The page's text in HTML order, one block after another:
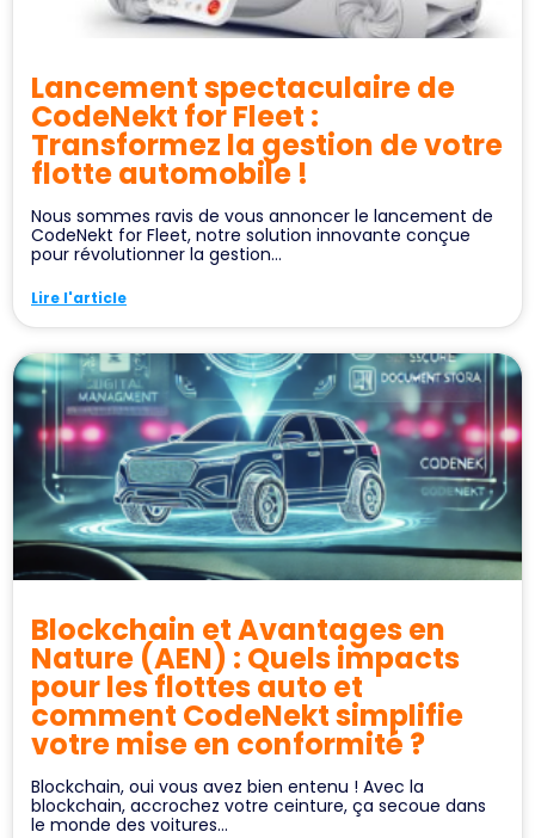
Lancement spectaculaire de
CodeNekt for Fleet :
Transformez la gestion de votre
flotte automobile !
Nous sommes ravis de vous annoncer le lancement de
CodeNekt for Fleet, notre solution innovante conçue
pour révolutionner la gestion...
Lire l'article
Blockchain et Avantages en
Nature (AEN) : Quels impacts
pour les flottes auto et
comment CodeNekt simplifie
votre mise en conformité ?
Blockchain, oui vous avez bien entenu ! Avec la
blockchain, accrochez votre ceinture, ça secoue dans
le monde des voitures...